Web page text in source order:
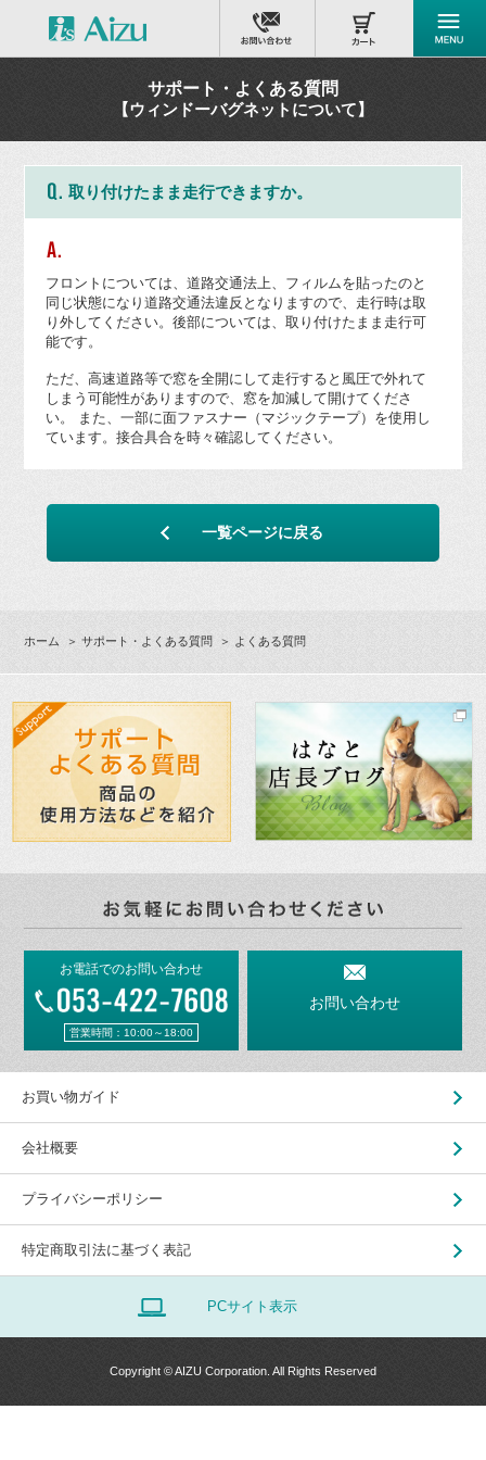
サポート・よくある質問
【ウィンドーバグネットについて】
取り付けたまま走行できますか。
フロントについては、道路交通法上、フィルムを貼ったのと
同じ状態になり道路交通法違反となりますので、走行時は取
り外してください。後部については、取り付けたまま走行可
能です。
ただ、高速道路等で窓を全開にして走行すると風圧で外れて
しまう可能性がありますので、窓を加減して開けてくださ
い。 また、一部に面ファスナー（マジックテープ）を使用し
ています。接合具合を時々確認してください。
一覧ページに戻る
ホーム ＞サポート・よくある質問 ＞ よくある質問
お電話でのお問い合わせ
営業時間：10:00～18:00
お問い合わせ
お買い物ガイド
会社概要
プライバシーポリシー
特定商取引法に基づく表記
PCサイト表示
Copyright © AIZU Corporation. All Rights Reserved